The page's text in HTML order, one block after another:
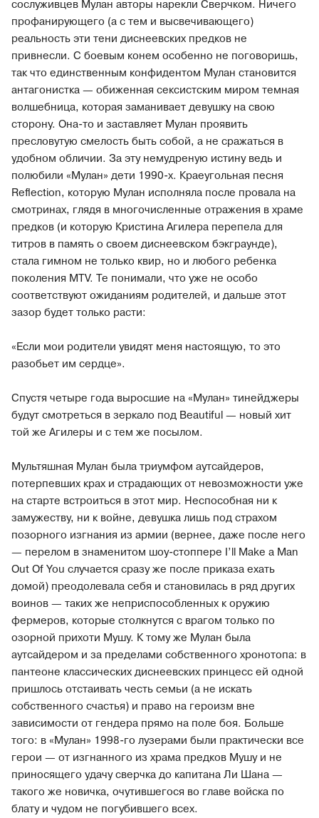
сослуживцев Мулан авторы нарекли Сверчком. Ничего
профанирующего (а с тем и высвечивающего)
реальность эти тени диснеевских предков не
привнесли. С боевым конем особенно не поговоришь,
так что единственным конфидентом Мулан становится
антагонистка — обиженная сексистским миром темная
волшебница, которая заманивает девушку на свою
сторону. Она-то и заставляет Мулан проявить
пресловутую смелость быть собой, а не сражаться в
удобном обличии. За эту немудреную истину ведь и
полюбили «Мулан» дети 1990-х. Краеугольная песня
Reflection, которую Мулан исполняла после провала на
смотринах, глядя в многочисленные отражения в храме
предков (и которую Кристина Агилера перепела для
титров в память о своем диснеевском бэкграунде),
стала гимном не только квир, но и любого ребенка
поколения MTV. Те понимали, что уже не особо
соответствуют ожиданиям родителей, и дальше этот
зазор будет только расти:
«Если мои родители увидят меня настоящую, то это
разобьет им сердце».
Спустя четыре года выросшие на «Мулан» тинейджеры
будут смотреться в зеркало под Beautiful — новый хит
той же Агилеры и с тем же посылом.
Мультяшная Мулан была триумфом аутсайдеров,
потерпевших крах и страдающих от невозможности уже
на старте встроиться в этот мир. Неспособная ни к
замужеству, ни к войне, девушка лишь под страхом
позорного изгнания из армии (вернее, даже после него
— перелом в знаменитом шоу-стоппере I’ll Make a Man
Out Of You случается сразу же после приказа ехать
домой) преодолевала себя и становилась в ряд других
воинов — таких же неприспособленных к оружию
фермеров, которые столкнутся с врагом только по
озорной прихоти Мушу. К тому же Мулан была
аутсайдером и за пределами собственного хронотопа: в
пантеоне классических диснеевских принцесс ей одной
пришлось отстаивать честь семьи (а не искать
собственного счастья) и право на героизм вне
зависимости от гендера прямо на поле боя. Больше
того: в «Мулан» 1998-го лузерами были практически все
герои — от изгнанного из храма предков Мушу и не
приносящего удачу сверчка до капитана Ли Шана —
такого же новичка, очутившегося во главе войска по
блату и чудом не погубившего всех.